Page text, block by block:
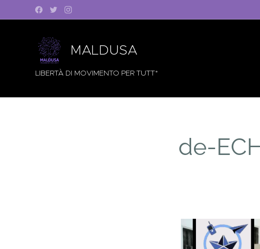
MALDUSA
LIBERTÀ DI MOVIMENTO PER TUTT*
de-